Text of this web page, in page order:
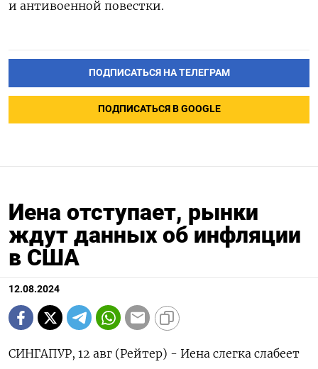
и антивоенной повестки.
ПОДПИСАТЬСЯ НА ТЕЛЕГРАМ
ПОДПИСАТЬСЯ В GOOGLE
Иена отступает, рынки
ждут данных об инфляции
в США
12.08.2024
СИНГАПУР, 12 авг (Рейтер) - Иена слегка слабеет